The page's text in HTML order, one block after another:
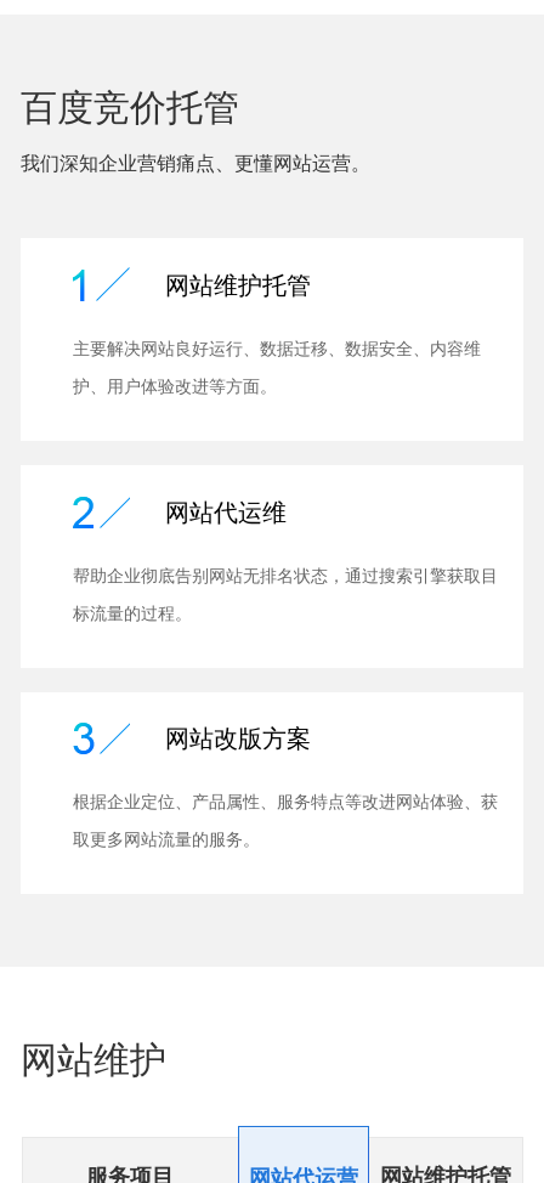
百度竞价托管
我们深知企业营销痛点、更懂网站运营。
网站维护托管
主要解决网站良好运行、数据迁移、数据安全、内容维
护、用户体验改进等方面。
网站代运维
帮助企业彻底告别网站无排名状态，通过搜索引擎获取目
标流量的过程。
网站改版方案
根据企业定位、产品属性、服务特点等改进网站体验、获
取更多网站流量的服务。
网站维护
服务项目 网站维护托管